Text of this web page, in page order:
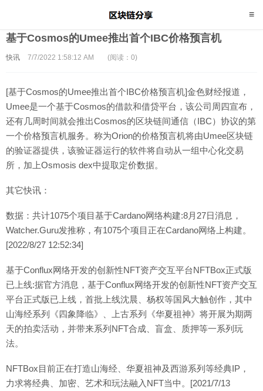
基于Cosmos的Umee推出首个IBC价格预言机
快讯 7/7/2022 1:58:12 AM (阅读：0)
[基于Cosmos的Umee推出首个IBC价格预言机]金色财经报道，
Umee是一个基于Cosmos的借款和借贷平台，该公司周四宣布，
还有几周时间就会推出Cosmos的区块链间通信（IBC）协议的第
一个价格预言机服务。称为Orion的价格预言机将由Umee区块链
的验证器提供，该验证器运行的软件将自动从一组中心化交易
所，加上Osmosis dex中提取定价数据。
其它快讯：
数据：共计1075个项目基于Cardano网络构建:8月27日消息，
Watcher.Guru发推称，有1075个项目正在Cardano网络上构建。
[2022/8/27 12:52:34]
基于Conflux网络开发的创新性NFT资产交互平台NFTBox正式版
已上线:据官方消息，基于Conflux网络开发的创新性NFT资产交互
平台正式版已上线，首批上线沈晨、杨权等国风大触创作，其中
山海经系列《四象降临》、上古系列《华夏祖神》将开展为期两
天的拍卖活动，并带来系列NFT合成、盲盒、质押等一系列玩
法。
NFTBox目前正在打造山海经、华夏祖神及西游系列等经典IP，
力求将经典、加密、艺术和玩法融入NFT当中。[2021/7/13